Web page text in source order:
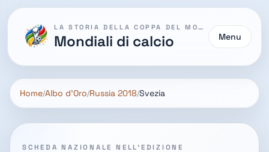
LA STORIA DELLA COPPA DEL MONDO
Mondiali di calcio Menu
Home Albo d'Oro Russia 2018 Svezia
SCHEDA NAZIONALE NELL'EDIZIONE